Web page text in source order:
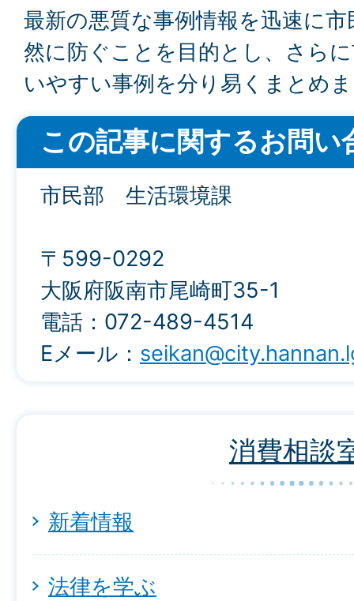
最新の悪質な事例情報を迅速に
然に防ぐことを目的とし、さら
いやすい事例を分り易くまとめ
この記事に関するお問い
市民部 生活環境課
〒599-0292
大阪府阪南市尾崎町35-1
電話：072-489-4514
Eメール：
消費相談
新着情報
法律を学ぶ